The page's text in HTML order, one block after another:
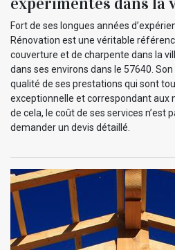
Fort de ses longues années
Rénovation est une véritable
couverture et de charpente dans la
dans ses environs dans le 57640.
qualité de ses prestations qui sont
exceptionnelle et correspondant aux
de cela, le coût de ses services n’est
demander un devis détaillé.